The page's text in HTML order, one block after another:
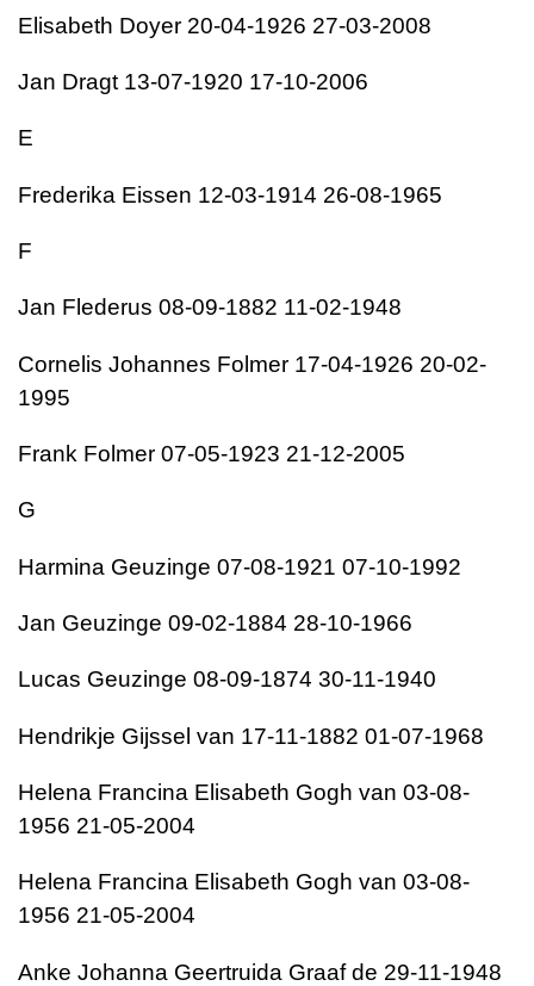
Elisabeth Doyer 20-04-1926 27-03-2008
Jan Dragt 13-07-1920 17-10-2006
E
Frederika Eissen 12-03-1914 26-08-1965
F
Jan Flederus 08-09-1882 11-02-1948
Cornelis Johannes Folmer 17-04-1926 20-02-
1995
Frank Folmer 07-05-1923 21-12-2005
G
Harmina Geuzinge 07-08-1921 07-10-1992
Jan Geuzinge 09-02-1884 28-10-1966
Lucas Geuzinge 08-09-1874 30-11-1940
Hendrikje Gijssel van 17-11-1882 01-07-1968
Helena Francina Elisabeth Gogh van 03-08-
1956 21-05-2004
Helena Francina Elisabeth Gogh van 03-08-
1956 21-05-2004
Anke Johanna Geertruida Graaf de 29-11-1948